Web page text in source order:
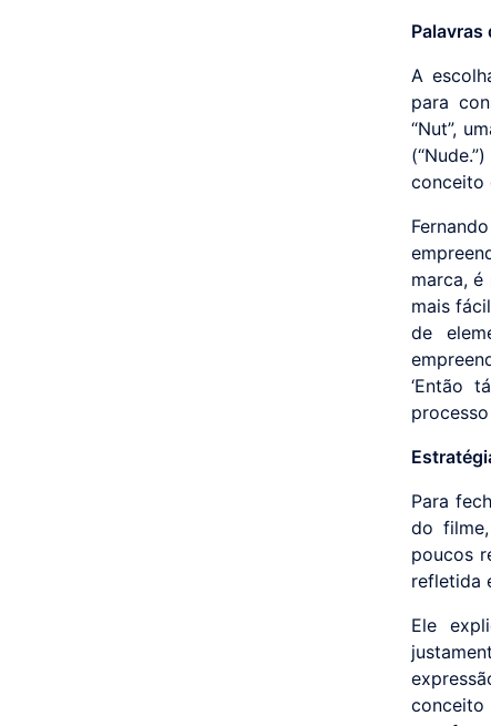
A
para
“Nut”,
conceito
marca, é
mais
de
‘Então
Para
do
poucos
refletida
Ele